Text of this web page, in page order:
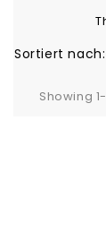
Sortiert nach:
Showing